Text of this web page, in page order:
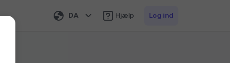
DA Hjælp Log ind